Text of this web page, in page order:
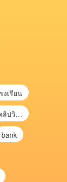
งเรียน
ฉันขอวิธีประกอบมุ้ง คลิปวิดีโอ การประกอบมุ้ง
bank